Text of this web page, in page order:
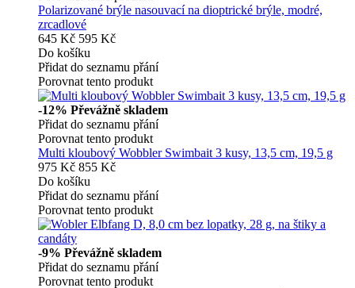
Polarizované brýle nasouvací na dioptrické brýle, modré,
zrcadlové
645 Kč 595 Kč
Do košíku
Přidat do seznamu přání
Porovnat tento produkt
-12% Převážně skladem
Přidat do seznamu přání
Porovnat tento produkt
Multi kloubový Wobbler Swimbait 3 kusy, 13,5 cm, 19,5 g
975 Kč 855 Kč
Do košíku
Přidat do seznamu přání
Porovnat tento produkt
-9% Převážně skladem
Přidat do seznamu přání
Porovnat tento produkt